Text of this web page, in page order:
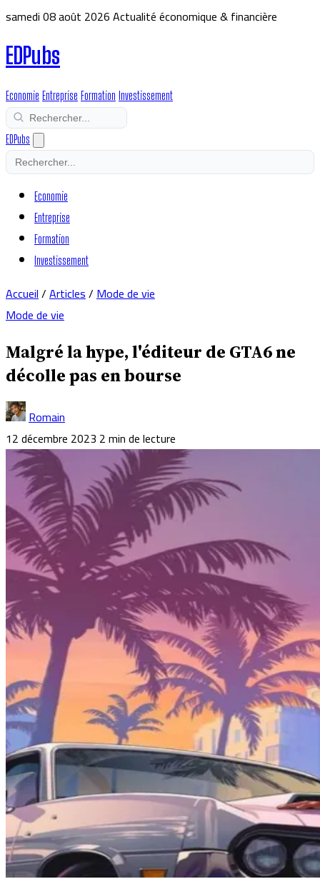
samedi 08 août 2026Actualité économique & financière
EDPubs
Economie Entreprise Formation Investissement
EDPubs
Economie
Entreprise
Formation
Investissement
Accueil/Articles/Mode de vie
Mode de vie
Malgré la hype, l'éditeur de GTA6 ne
décolle pas en bourse
Romain
12 décembre 2023 2 min de lecture